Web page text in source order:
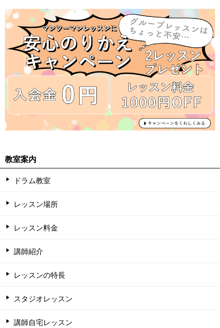
教室案内
ドラム教室
レッスン場所
レッスン料金
講師紹介
レッスンの特長
スタジオレッスン
講師自宅レッスン